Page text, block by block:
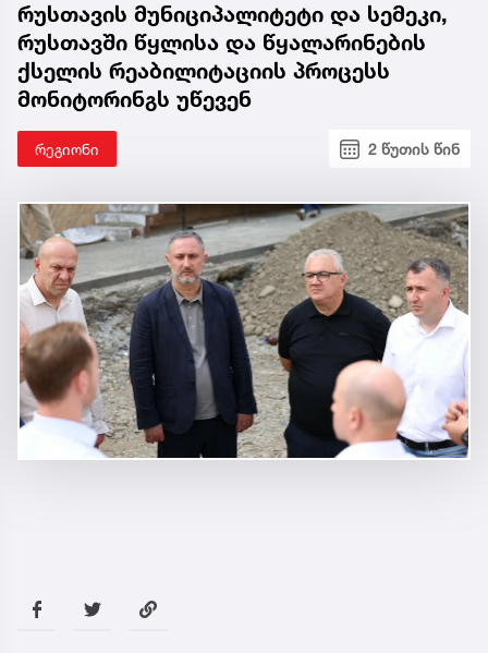
რუსთავის მუნიციპალიტეტი და სემეკი,
რუსთავში წყლისა და წყალარინების
ქსელის რეაბილიტაციის პროცესს
მონიტორინგს უწევენ
რეგიონი 2 წუთის წინ